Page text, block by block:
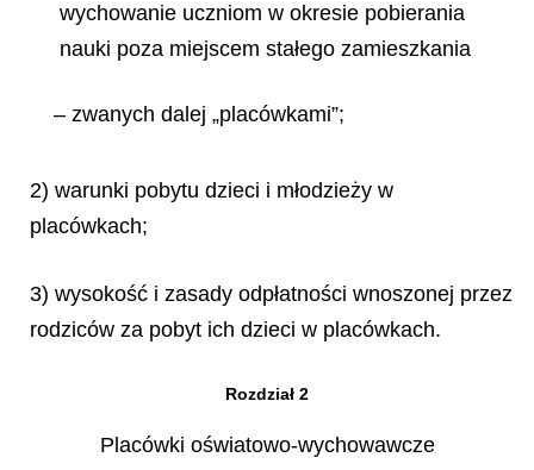
wychowanie uczniom w okresie pobierania
nauki poza miejscem stałego zamieszkania
– zwanych dalej „placówkami”;
2) warunki pobytu dzieci i młodzieży w
placówkach;
3) wysokość i zasady odpłatności wnoszonej przez
rodziców za pobyt ich dzieci w placówkach.
Rozdział 2
Placówki oświatowo-wychowawcze